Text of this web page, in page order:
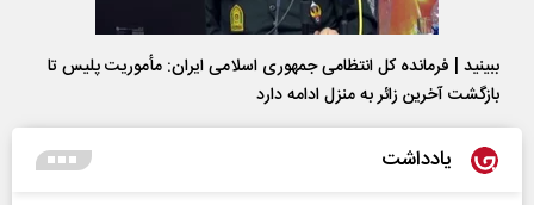
ببینید | فرمانده کل انتظامی جمهوری اسلامی ایران­: مأموریت پلیس تا
بازگشت آخرین زائر به منزل ادامه دارد
یادداشت